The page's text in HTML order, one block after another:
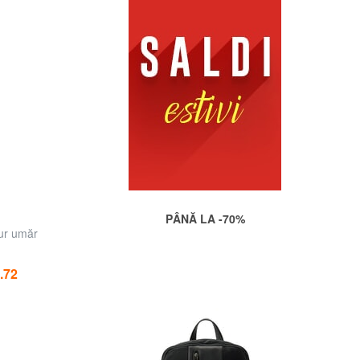
umăr
PÂNĂ LA -70%